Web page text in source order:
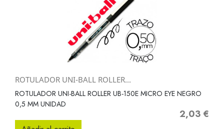
ROTULADOR UNI-BALL ROLLER...
ROTULADOR UNI-BALL ROLLER UB-150E MICRO EYE NEGRO
0,5 MM UNIDAD
Precio
2,03 €